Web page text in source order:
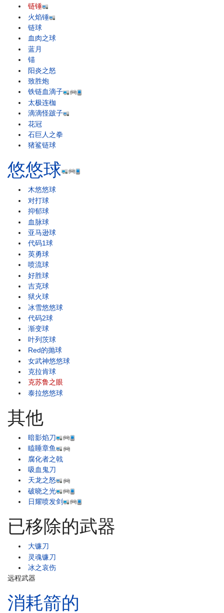
链锤
火焰锤
链球
血肉之球
蓝月
锚
阳炎之怒
致胜炮
铁链血滴子
太极连枷
滴滴怪跛子
花冠
石巨人之拳
猪鲨链球
悠悠球
木悠悠球
对打球
抑郁球
血脉球
亚马逊球
代码1球
英勇球
喷流球
好胜球
吉克球
狱火球
冰雪悠悠球
代码2球
渐变球
叶列茨球
Red的抛球
女武神悠悠球
克拉肯球
克苏鲁之眼
泰拉悠悠球
其他
暗影焰刀
瞌睡章鱼
腐化者之戟
吸血鬼刀
天龙之怒
破晓之光
日耀喷发剑
已移除的武器
大镰刀
灵魂镰刀
冰之哀伤
远程武器
消耗箭的